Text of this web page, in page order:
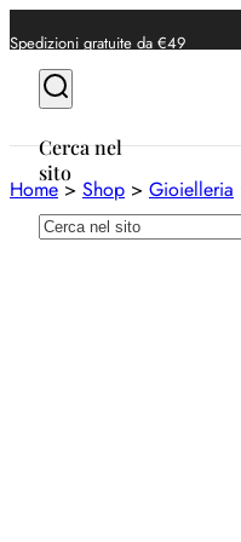
Spedizioni gratuite da €49
Cerca nel
sito
Cerca
Home> Shop > Gioielleria